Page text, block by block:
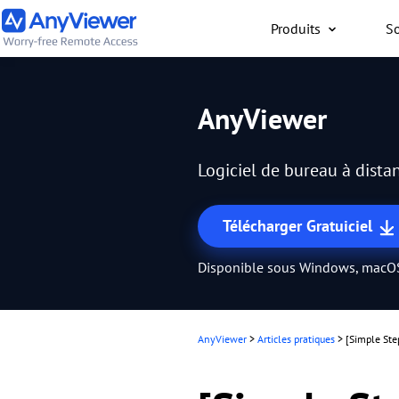
Produits
PC/Mac/mobile, où que
AnyViewer
Logiciel de bureau à
Télécharger Gratuiciel
Disponible sous Windows,
AnyViewer > Articles pratiques > [Simple